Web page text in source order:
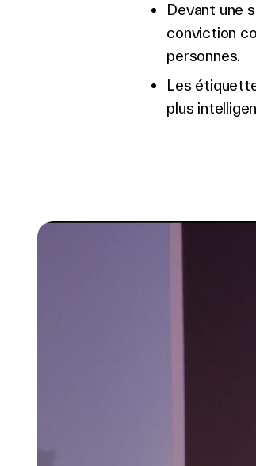
Devant une
conviction
personnes.
Les
plus